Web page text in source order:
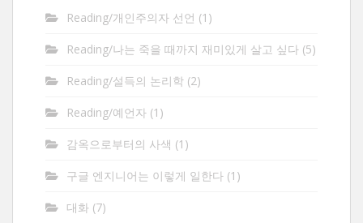
Reading/개인주의자 선언 (1)
Reading/나는 죽을 때까지 재미있게 살고 싶다 (5)
Reading/설득의 논리학 (2)
Reading/예언자 (1)
감옥으로부터의 사색 (1)
구글 엔지니어는 이렇게 일한다 (1)
대화 (7)